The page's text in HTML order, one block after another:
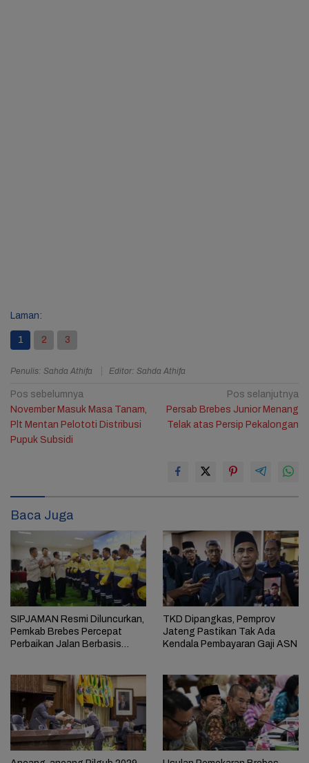
Laman:
1 2 3
Penulis: Sahda Athifa Editor: Sahda Athifa
Navigasi
pos
Pos sebelumnya
November Masuk Masa Tanam,
Plt Mentan Pelototi Distribusi
Pupuk Subsidi
Pos selanjutnya
Persab Brebes Junior Menang
Telak atas Persip Pekalongan
Baca Juga
SIPJAMAN Resmi Diluncurkan,
Pemkab Brebes Percepat
Perbaikan Jalan Berbasis
TKD Dipangkas, Pemprov
Jateng Pastikan Tak Ada
Kendala Pembayaran Gaji ASN